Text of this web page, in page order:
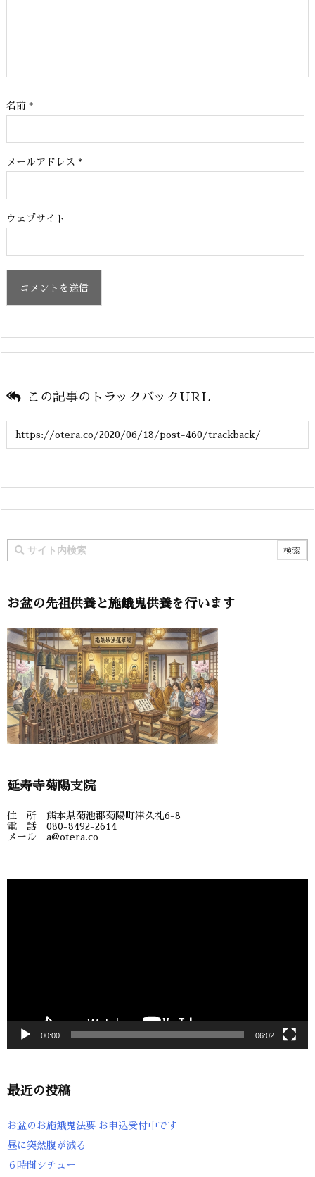
名前 *
メールアドレス *
ウェブサイト
この記事のトラックバックURL
お盆の先祖供養と施餓鬼供養を行います
延寿寺菊陽支院
住 所 熊本県菊池郡菊陽町津久礼6-8
電 話 080-8492-2614
メール a@otera.co
00:00 06:02
最近の投稿
お盆のお施餓鬼法要 お申込受付中です
昼に突然腹が減る
６時間シチュー